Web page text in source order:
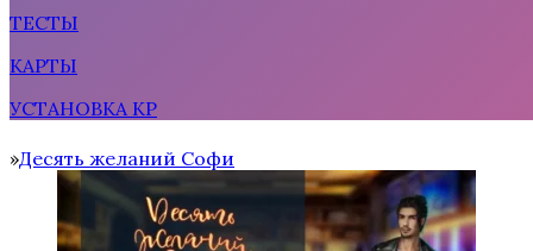
ТЕСТЫ
КАРТЫ
УСТАНОВКА КР
Home
Десять желаний Софи